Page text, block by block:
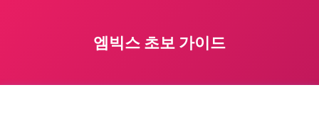
엠빅스 초보 가이드